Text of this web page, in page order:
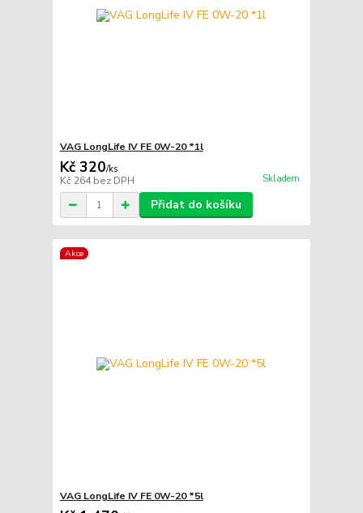
VAG LongLife IV FE 0W-20 *1l
Kč 320/ks
Kč 264bez DPH Skladem
Přidat do košíku
Akce
VAG LongLife IV FE 0W-20 *5l